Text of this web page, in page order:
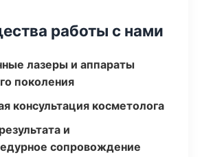
работы с нами
лазеры и аппараты
поколения
консультация косметолога
и
сопровождение